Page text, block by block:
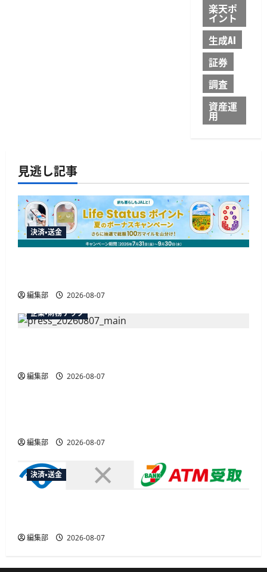
楽天ポ
イント
生成AI
証券
調査
資産運
用
見逃し記事
決済・送金
編集部
2026-08-07
企業・財務テック
編集部 2026-08-07
広告
編集部 2026-08-07
決済・送金
編集部 2026-08-07